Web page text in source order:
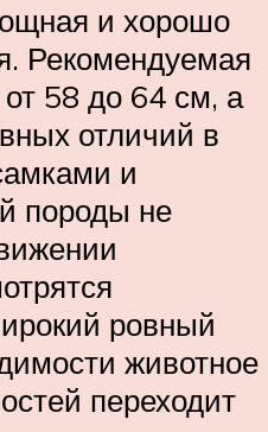
и хорошо
Рекомендуемая
58 до 64 см, а
отличий в
и
породы не
ровный
животное
переходит